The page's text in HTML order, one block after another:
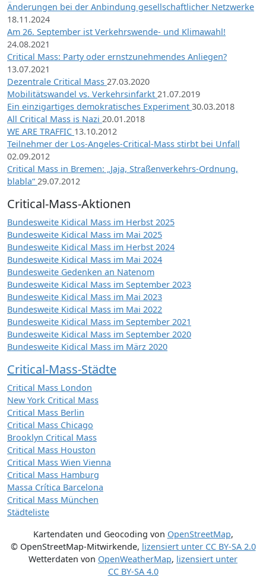
Änderungen bei der Anbindung gesellschaftlicher Netzwerke
18.11.2024
Am 26. September ist Verkehrswende- und Klimawahl!
24.08.2021
Critical Mass: Party oder ernstzunehmendes Anliegen?
13.07.2021
Dezentrale Critical Mass 27.03.2020
Mobilitätswandel vs. Verkehrsinfarkt 21.07.2019
Ein einzigartiges demokratisches Experiment 30.03.2018
All Critical Mass is Nazi 20.01.2018
WE ARE TRAFFIC 13.10.2012
Teilnehmer der Los-Angeles-Critical-Mass stirbt bei Unfall
02.09.2012
Critical Mass in Bremen: „Jaja, Straßenverkehrs-Ordnung,
blabla“ 29.07.2012
Critical-Mass-Aktionen
Bundesweite Kidical Mass im Herbst 2025
Bundesweite Kidical Mass im Mai 2025
Bundesweite Kidical Mass im Herbst 2024
Bundesweite Kidical Mass im Mai 2024
Bundesweite Gedenken an Natenom
Bundesweite Kidical Mass im September 2023
Bundesweite Kidical Mass im Mai 2023
Bundesweite Kidical Mass im Mai 2022
Bundesweite Kidical Mass im September 2021
Bundesweite Kidical Mass im September 2020
Bundesweite Kidical Mass im März 2020
Critical-Mass-Städte
Critical Mass London
New York Critical Mass
Critical Mass Berlin
Critical Mass Chicago
Brooklyn Critical Mass
Critical Mass Houston
Critical Mass Wien Vienna
Critical Mass Hamburg
Massa Crítica Barcelona
Critical Mass München
Städteliste
Kartendaten und Geocoding von OpenStreetMap,
© OpenStreetMap-Mitwirkende, lizensiert unter CC BY-SA 2.0
Wetterdaten von OpenWeatherMap, lizensiert unter
CC BY-SA 4.0